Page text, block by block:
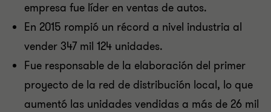
empresa fue líder en ventas de autos.
En 2015 rompió un récord a nivel industria al
vender 347 mil 124 unidades.
Fue responsable de la elaboración del primer
proyecto de la red de distribución local, lo que
aumentó las unidades vendidas a más de 26 mil